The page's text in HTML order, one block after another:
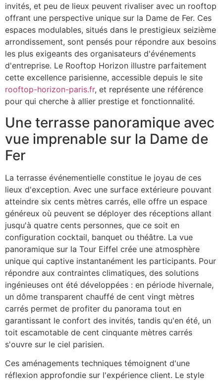
invités, et peu de lieux peuvent rivaliser avec un rooftop
offrant une perspective unique sur la Dame de Fer. Ces
espaces modulables, situés dans le prestigieux seizième
arrondissement, sont pensés pour répondre aux besoins
les plus exigeants des organisateurs d'événements
d'entreprise. Le Rooftop Horizon illustre parfaitement
cette excellence parisienne, accessible depuis le site
rooftop-horizon-paris.fr, et représente une référence
pour qui cherche à allier prestige et fonctionnalité.
Une terrasse panoramique avec
vue imprenable sur la Dame de
Fer
La terrasse événementielle constitue le joyau de ces
lieux d'exception. Avec une surface extérieure pouvant
atteindre six cents mètres carrés, elle offre un espace
généreux où peuvent se déployer des réceptions allant
jusqu'à quatre cents personnes, que ce soit en
configuration cocktail, banquet ou théâtre. La vue
panoramique sur la Tour Eiffel crée une atmosphère
unique qui captive instantanément les participants. Pour
répondre aux contraintes climatiques, des solutions
ingénieuses ont été développées : en période hivernale,
un dôme transparent chauffé de cent vingt mètres
carrés permet de profiter du panorama tout en
garantissant le confort des invités, tandis qu'en été, un
toit escamotable de cent cinquante mètres carrés
s'ouvre sur le ciel parisien.
Ces aménagements techniques témoignent d'une
réflexion approfondie sur l'expérience client. Le style